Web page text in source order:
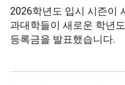
2026학년도 입시 시즌이
과대학들이 새로운 학년도
등록금을 발표했습니다.